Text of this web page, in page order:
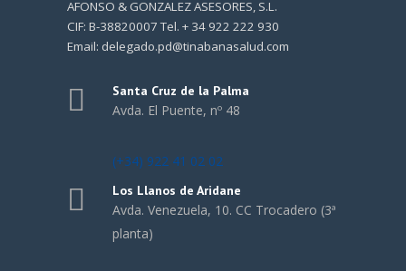
AFONSO & GONZALEZ ASESORES, S.L.
CIF: B-38820007 Tel. + 34 922 222 930
Email: delegado.pd@tinabanasalud.com
Santa Cruz de la Palma
Avda. El Puente, nº 48
(+34) 922 41 02 02
Los Llanos de Aridane
Avda. Venezuela, 10. CC Trocadero (3ª
planta)